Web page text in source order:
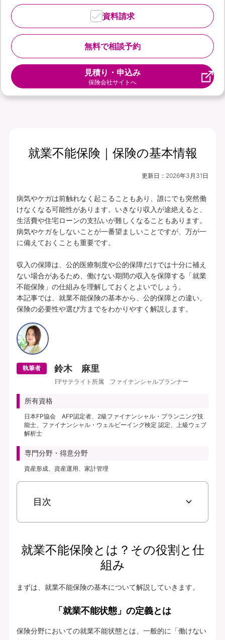
無料で相談予約
資料請求
見積り・申込み
保険会社サイトへ
就業不能保険｜保険の基本情報
更新日： 2026年3月31日
病気やケガは前触れなく起こることもあり、誰にでも突然働
けなくなる可能性があります。いきなり収入が途絶えると、
生活費や住宅ローンの支払いが難しくなることもあります。
病気やケガをしないことが一番望ましいことですが、万が一
に備えておくことも重要です。
収入の保障は、公的医療制度や公的保障だけでは十分に補え
ない場合があるため、働けない期間の収入を保障する「就業
不能保険」の仕組みを理解しておくとよいでしょう。
本記事では、就業不能保険の基本から、公的保障との違い、
執筆者 鈴木 麻里
FPサテライト所属 ファイナンシャルプランナー
所有資格
日本FP協会 AFP認定者、2級ファイナンシャル・プランニング技
能士、ファイナンシャル・ウェルビーイング検定 認定、上級ウェブ
解析士
専門分野・得意分野
資産形成、資産運用、家計管理
目次
就業不能保険とは？その役割と仕
組み
まずは、就業不能保険の基本について解説していきます。
「就業不能状態」の定義とは
保険分野においての就業不能状態とは、一般的に「働けない